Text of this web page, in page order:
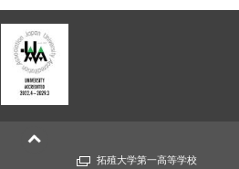
拓殖大学第一高等学校